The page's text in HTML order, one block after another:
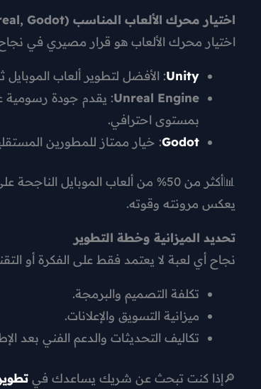
اختيار محرك الألعاب المناسب (Unity, Unreal, Godot)
اختيار محرك الألعاب هو قرار مصيري في
Unity: الأفضل لتطوير ألعاب الموبايل
Unreal Engine: يقدم جودة رسومية
بمستوى احترافي.
Godot: خيار ممتاز للمطورين
يعكس مرونته وقوته.
تحديد الميزانية وخطة التطوير
نجاح أي لعبة لا يعتمد فقط على الفكرة أو
تكلفة التصميم والبرمجة.
ميزانية التسويق والإعلانات.
تكاليف التحديثات والدعم الفني بعد
🔎إذا كنت تبحث عن شريك يساعدك في